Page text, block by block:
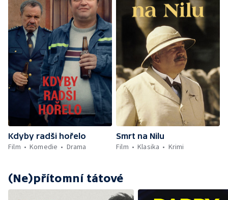
Kdyby radši hořelo
Film
Komedie Drama
Smrt na Nilu
Film
Klasika Krimi
(Ne)přítomní tátové